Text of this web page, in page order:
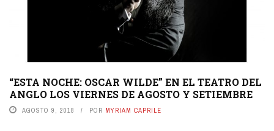
“ESTA NOCHE: OSCAR WILDE” EN EL TEATRO DEL
ANGLO LOS VIERNES DE AGOSTO Y SETIEMBRE
AGOSTO 9, 2018 POR MYRIAM CAPRILE